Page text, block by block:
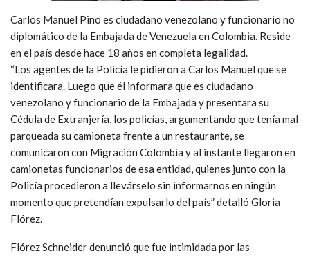
Carlos Manuel Pino es ciudadano venezolano y funcionario no
diplomático de la Embajada de Venezuela en Colombia. Reside
en el país desde hace 18 años en completa legalidad.
“Los agentes de la Policía le pidieron a Carlos Manuel que se
identificara. Luego que él informara que es ciudadano
venezolano y funcionario de la Embajada y presentara su
Cédula de Extranjería, los policías, argumentando que tenía mal
parqueada su camioneta frente a un restaurante, se
comunicaron con Migración Colombia y al instante llegaron en
camionetas funcionarios de esa entidad, quienes junto con la
Policía procedieron a llevárselo sin informarnos en ningún
momento que pretendían expulsarlo del país” detalló Gloria
Flórez.
Flórez Schneider denunció que fue intimidada por las